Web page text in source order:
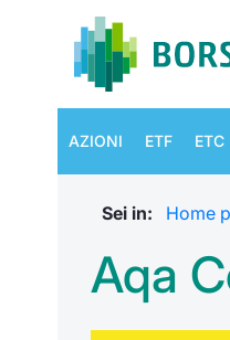
AZIONI ETF ETC
Sei in: Home
Aqa